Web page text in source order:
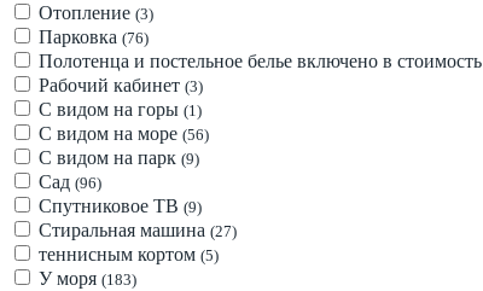
Отопление (3)
Парковка (76)
Полотенца и постельное белье включено в стоимость
Рабочий кабинет (3)
С видом на горы (1)
С видом на море (56)
С видом на парк (9)
Сад (96)
Спутниковое ТВ (9)
Стиральная машина (27)
теннисным кортом (5)
У моря (183)